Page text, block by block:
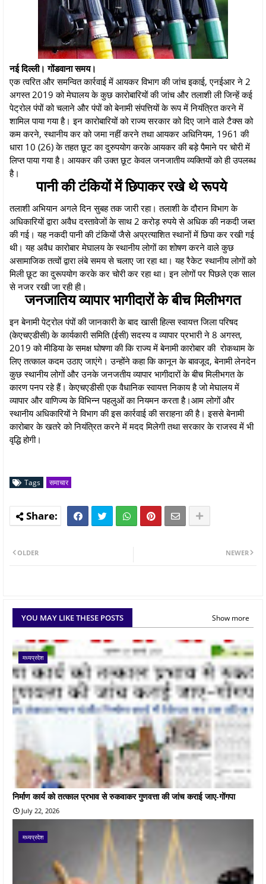
नई दिल्ली। गोंडवाना समय।
एक त्वरित और समन्वित कार्रवाई में आयकर विभाग की जांच इकाई, एनईआर ने 2
अगस्त 2019 को मेघालय के कुछ कारोबारियों की जांच और तलाशी ली जिन्हें कई
पेट्रोल पंपों को चलाने और पंपों को बेनामी संपत्तियों के रूप में नियंत्रित करने में
शामिल पाया गया है। इन कारोबारियों को राज्य सरकार को दिए जाने वाले टैक्स को
कम करने, स्थानीय कर को जमा नहीं करने तथा आयकर अधिनियम, 1961 की
धारा 10 (26) के तहत छूट का दुरुपयोग करके आयकर की बड़े पैमाने पर चोरी में
लिप्त पाया गया है। आयकर की उक्त छूट केवल जनजातीय व्यक्तियों को ही उपलब्ध
है।
पानी की टंकियों में छिपाकर रखे थे रूपये
तलाशी अभियान अगले दिन सुबह तक जारी रहा। तलाशी के दौरान विभाग के
अधिकारियों द्वारा अवैध दस्तावेजों के साथ 2 करोड़ रुपये से अधिक की नकदी जब्त
की गई। यह नकदी पानी की टंकियों जैसे अप्रत्याशित स्थानों में छिपा कर रखी गई
थी। यह अवैध कारोबार मेघालय के स्थानीय लोगों का शोषण करने वाले कुछ
असामाजिक तत्वों द्वारा लंबे समय से चलाए जा रहा था। यह रैकेट स्थानीय लोगों को
मिली छूट का दुरूपयोग करके कर चोरी कर रहा था। इन लोगों पर पिछले एक साल
से नजर रखी जा रही ही।
जनजातिय व्यापार भागीदारों के बीच मिलीभगत
इन बेनामी पेट्रोल पंपों की जानकारी के बाद खासी हिल्स स्वायत्त जिला परिषद
(केएचएडीसी) के कार्यकारी समिति (ईसी) सदस्य व व्यापार प्रभारी ने 8 अगस्त,
2019 को मीडिया के समक्ष घोषणा की कि राज्य में बेनामी कारोबार की रोकथाम के
लिए तत्काल कदम उठाए जाएंगे। उन्होंने कहा कि कानून के बावजूद, बेनामी लेनदेन
कुछ स्थानीय लोगों और उनके जनजतीय व्यापार भागीदारों के बीच मिलीभगत के
कारण पनप रहे हैं। केएचएडीसी एक वैधानिक स्वायत्त निकाय है जो मेघालय में
व्यापार और वाणिज्य के विभिन्न पहलुओं का नियमन करता है।आम लोगों और
स्थानीय अधिकारियों ने विभाग की इस कार्रवाई की सराहना की है। इससे बेनामी
कारोबार के खतरे को नियंत्रित करने में मदद मिलेगी तथा सरकार के राजस्व में भी
वृद्धि होगी।
Tags समाचार
NEWER
OLDER
YOU MAY LIKE THESE POSTS Show more
मध्यप्रदेश
निर्माण कार्य को तत्काल प्रभाव से रुकवाकर गुणवत्ता की जांच कराई जाए-गोंगपा
July 22, 2026
मध्यप्रदेश